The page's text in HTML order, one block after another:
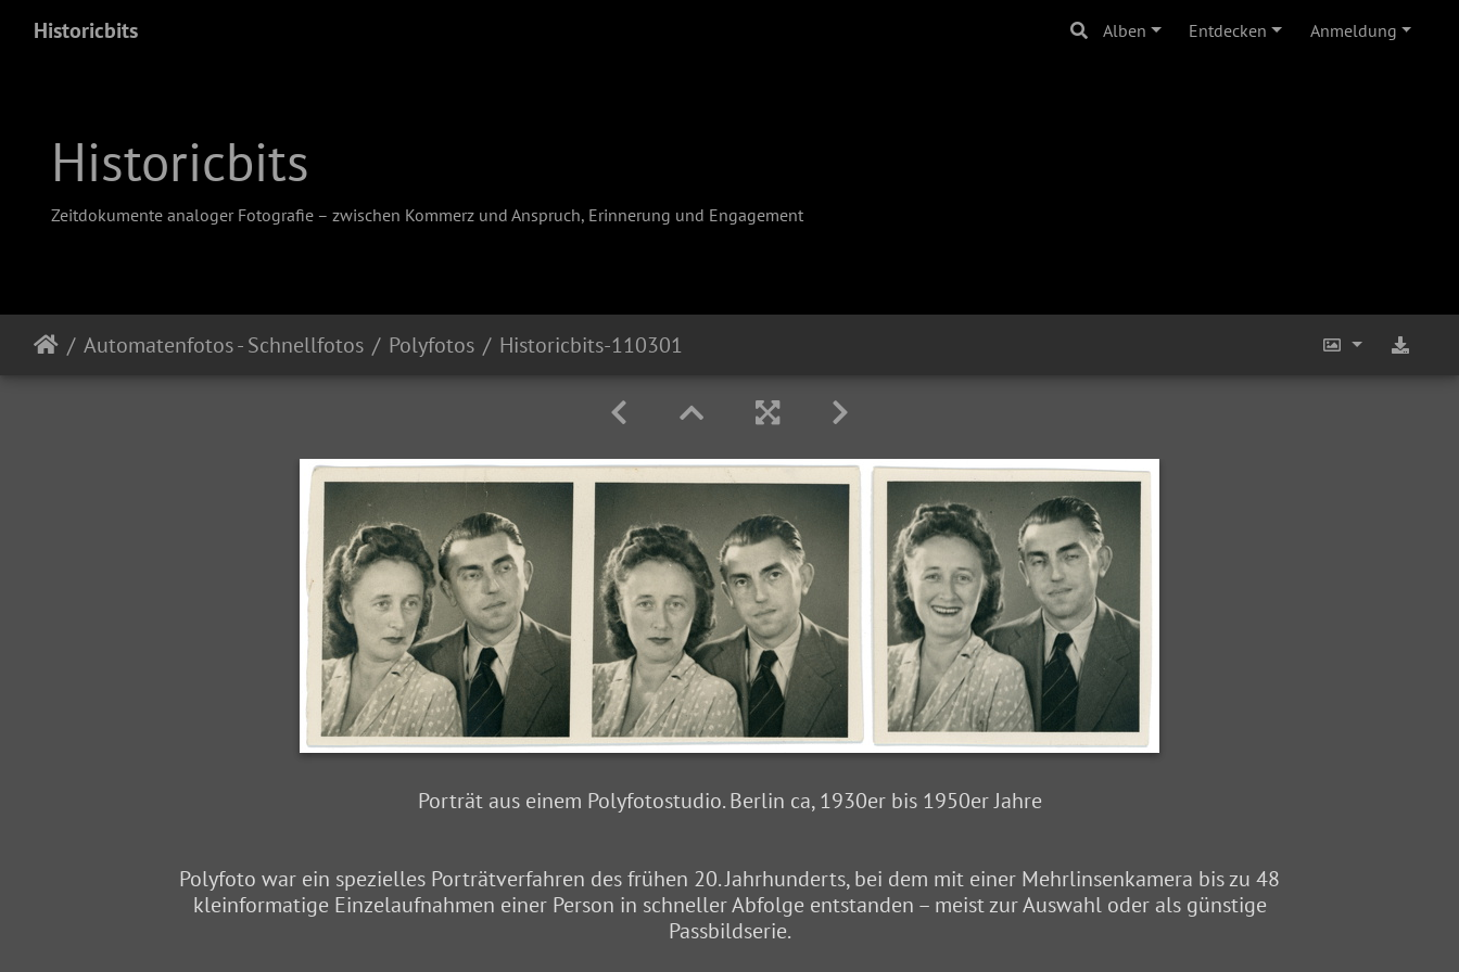
Historicbits Alben Entdecken Anmeldung
Historicbits
Zeitdokumente analoger Fotografie – zwischen Kommerz und Anspruch, Erinnerung und Engagement
Automatenfotos - Schnellfotos Polyfotos Historicbits-110301
Porträt aus einem Polyfotostudio. Berlin ca, 1930er bis 1950er Jahre
Polyfoto war ein spezielles Porträtverfahren des frühen 20. Jahrhunderts, bei dem mit einer Mehrlinsenkamera bis zu 48
kleinformatige Einzelaufnahmen einer Person in schneller Abfolge entstanden – meist zur Auswahl oder als günstige
Passbildserie.